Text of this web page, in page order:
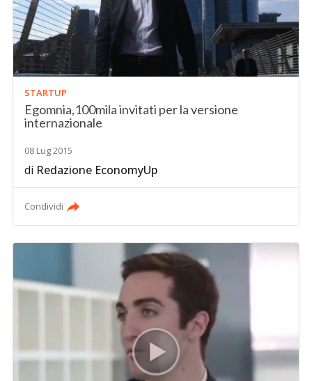
STARTUP
Egomnia,100mila invitati per la versione
internazionale
08 Lug 2015
di Redazione EconomyUp
Condividi